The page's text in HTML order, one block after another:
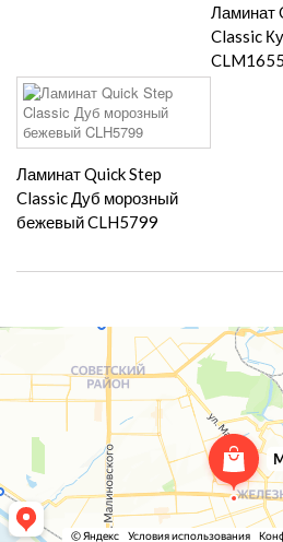
Ламинат
Classic
CLM1655
Ламинат Quick Step
Classic Дуб морозный
бежевый CLH5799